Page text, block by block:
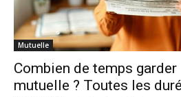
Mutuelle
Combien de temps
mutuelle ? Toutes les